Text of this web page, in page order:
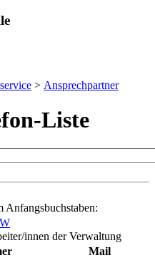
> Ansprechpartner
Liste
Anfangsbuchstaben:
W
innen der Verwaltung
Mail